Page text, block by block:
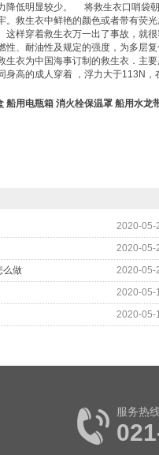
降低明显较少。 将救生衣口哨袋
救生衣中鲜艳的颜色或者带有荧
这样穿着救生衣万一出了事故，就
性、耐油性及规定的强度，为多层
生衣为中国海事订制的救生衣 ．主
高的成人穿着 ，浮力大于113N，
船用电瓶箱 消火栓保温罩 船用水龙
2020-05-
2020-05-
2020-05-
么做
2020-05-
2020-05-
服务热